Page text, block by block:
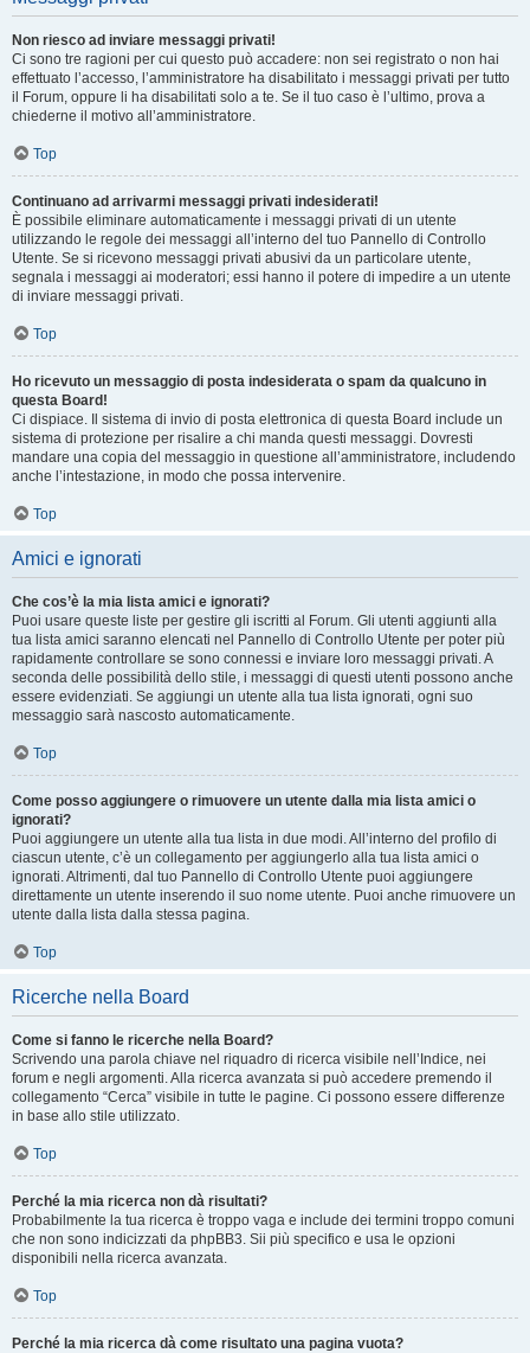
Non riesco ad inviare messaggi privati!
Ci sono tre ragioni per cui questo può accadere: non sei registrato o non hai
effettuato l’accesso, l’amministratore ha disabilitato i messaggi privati per tutto
il Forum, oppure li ha disabilitati solo a te. Se il tuo caso è l’ultimo, prova a
chiederne il motivo all’amministratore.
Top
Continuano ad arrivarmi messaggi privati indesiderati!
È possibile eliminare automaticamente i messaggi privati ​​di un utente
utilizzando le regole dei messaggi all’interno del tuo Pannello di Controllo
Utente. Se si ricevono messaggi privati ​​abusivi da un particolare utente,
segnala i messaggi ai moderatori; essi hanno il potere di impedire a un utente
di inviare messaggi privati​​.
Top
Ho ricevuto un messaggio di posta indesiderata o spam da qualcuno in
questa Board!
Ci dispiace. Il sistema di invio di posta elettronica di questa Board include un
sistema di protezione per risalire a chi manda questi messaggi. Dovresti
mandare una copia del messaggio in questione all’amministratore, includendo
anche l’intestazione, in modo che possa intervenire.
Top
Amici e ignorati
Che cos’è la mia lista amici e ignorati?
Puoi usare queste liste per gestire gli iscritti al Forum. Gli utenti aggiunti alla
tua lista amici saranno elencati nel Pannello di Controllo Utente per poter più
rapidamente controllare se sono connessi e inviare loro messaggi privati. A
seconda delle possibilità dello stile, i messaggi di questi utenti possono anche
essere evidenziati. Se aggiungi un utente alla tua lista ignorati, ogni suo
messaggio sarà nascosto automaticamente.
Top
Come posso aggiungere o rimuovere un utente dalla mia lista amici o
ignorati?
Puoi aggiungere un utente alla tua lista in due modi. All’interno del profilo di
ciascun utente, c’è un collegamento per aggiungerlo alla tua lista amici o
ignorati. Altrimenti, dal tuo Pannello di Controllo Utente puoi aggiungere
direttamente un utente inserendo il suo nome utente. Puoi anche rimuovere un
utente dalla lista dalla stessa pagina.
Top
Ricerche nella Board
Come si fanno le ricerche nella Board?
Scrivendo una parola chiave nel riquadro di ricerca visibile nell’Indice, nei
forum e negli argomenti. Alla ricerca avanzata si può accedere premendo il
collegamento “Cerca” visibile in tutte le pagine. Ci possono essere differenze
in base allo stile utilizzato.
Top
Perché la mia ricerca non dà risultati?
Probabilmente la tua ricerca è troppo vaga e include dei termini troppo comuni
che non sono indicizzati da phpBB3. Sii più specifico e usa le opzioni
disponibili nella ricerca avanzata.
Top
Perché la mia ricerca dà come risultato una pagina vuota?